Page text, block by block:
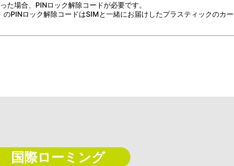
た場合、PINロック解除コードが必要です。
のPINロック解除コードはSIMと一緒にお届けしたプラスティックのカ
国際ローミング